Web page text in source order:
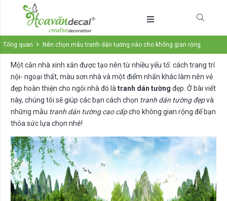
Tổng quan Nên chọn mẫu tranh dán tường nào cho không gian rộng
Một căn nhà xinh xắn được tạo nên từ nhiều yếu tố: cách trang trí
nội- ngoại thất, màu sơn nhà và một điểm nhấn khác làm nên vẻ
đẹp hoàn thiện cho ngôi nhà đó là tranh dán tường đẹp. Ở bài viết
này, chúng tôi sẽ giúp các bạn cách chọn tranh dán tường đẹpvà
những mẫu tranh dán tường cao cấpcho không gian rộng để bạn
thỏa sức lựa chọn nhé!